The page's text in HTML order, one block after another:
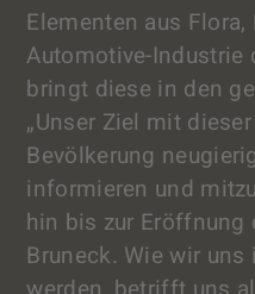
Elementen aus Flora,
Automotive-Industrie
bringt diese in den
„Unser Ziel mit
Bevölkerung
informieren und
hin bis zur Eröffnung
Bruneck. Wie wir